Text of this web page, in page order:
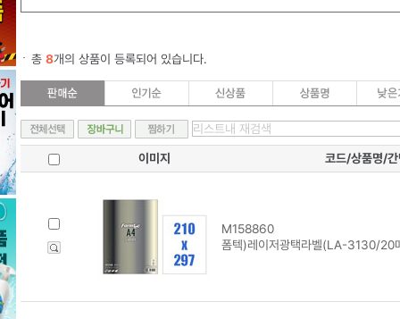
총 8개의 상품이 등록되어 있습니다.
이미지 코드/상품명/간
M158860
폼텍)레이저광택라벨(LA-3130/20